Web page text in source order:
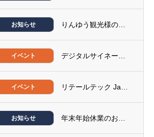
お知らせ
イベント
イベント
お知らせ